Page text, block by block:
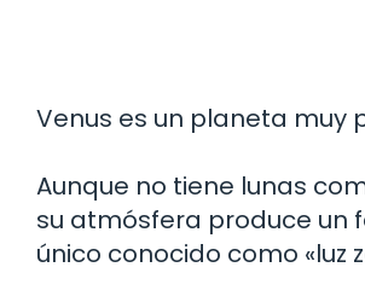
Venus es un planeta muy
Aunque no tiene lunas
su atmósfera produce un
único conocido como «luz